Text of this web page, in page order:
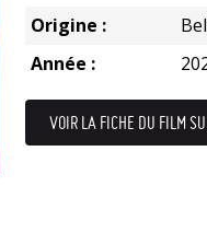
Origine :
Année :
VOIR LA FICHE DU FILM